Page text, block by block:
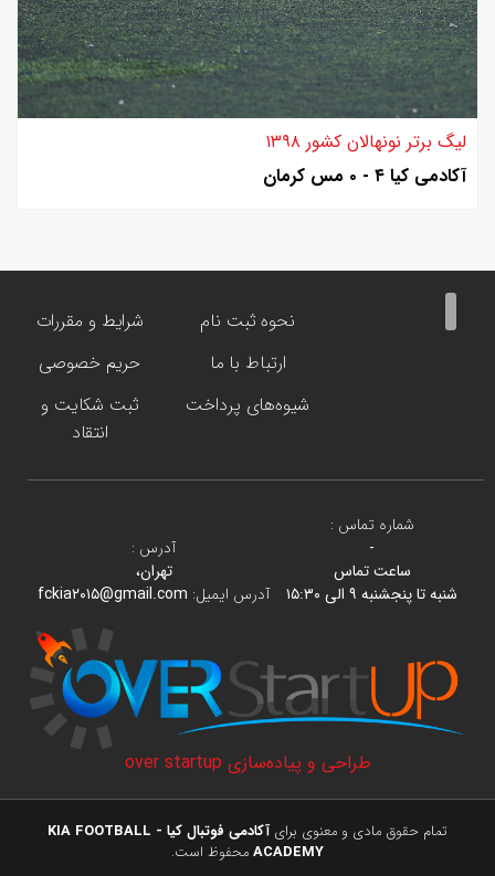
لیگ برتر نونهالان کشور ۱۳۹۸
آکادمی کیا ۴ - ۰ مس کرمان
نحوه ثبت نام
ارتباط با ما
شیوه‌های پرداخت
شرایط و مقررات
حریم خصوصی
ثبت شکایت و
انتقاد
شماره تماس :
-
ساعت تماس
شنبه تا پنجشنبه ۹ الی ۱۵:۳۰
آدرس :
تهران،
آدرس ایمیل: fckia۲۰۱۵@gmail.com
طراحی و پیاده‌سازی over startup
تمام حقوق مادی و معنوی برای
آکادمی فوتبال کیا - KIA FOOTBALL
ACADEMY محفوظ است.